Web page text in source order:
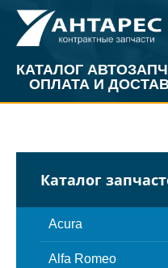
КАТАЛОГ
ОПЛАТА И
Каталог
Acura
Alfa Romeo